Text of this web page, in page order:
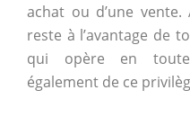
achat ou d’une
reste à l’avantage de
qui opère en toute
également de ce